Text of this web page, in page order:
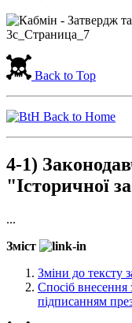
Back to Top
Back to Home
4-1)
"Історичної
...
Зміст
Зміни до тексту
Спосіб
підписанням